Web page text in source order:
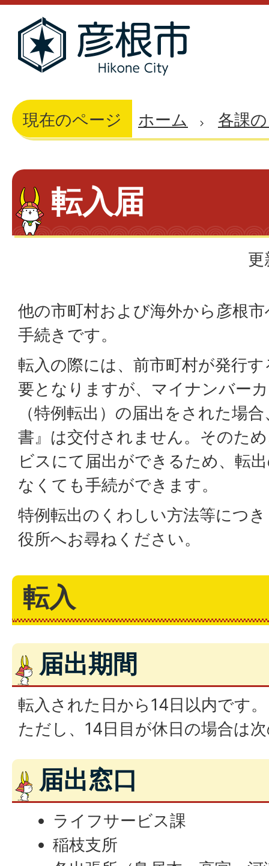
現在のページ ホーム 各課
転入届
更
他の市町村および海外から彦根
手続きです。
転入の際には、前市町村が発行
要となりますが、マイナンバー
（特例転出）の届出をされた場
書』は交付されません。そのた
ビスにて届出ができるため、転
なくても手続ができます。
特例転出のくわしい方法等につ
役所へお尋ねください。
転入
届出期間
転入された日から14日以内です。
ただし、14日目が休日の場合は
届出窓口
ライフサービス課
稲枝支所